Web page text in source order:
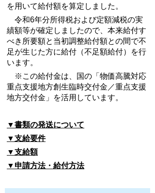
を用いて給付額を算定しました。
令和6年分所得税および定額減税の実
績額等が確定しましたので、本来給付す
べき所要額と当初調整給付額との間で不
足が生じた方に給付（不足額給付）を行
います。
※この給付金は、国の「物価高騰対応
重点支援地方創生臨時交付金／重点支援
地方交付金」を活用しています。
▼書類の発送について
▼支給要件
▼支給額
▼申請方法・給付方法